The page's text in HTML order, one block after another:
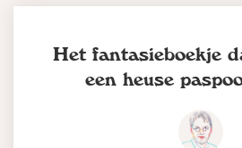
Het fantasieboekje
een heuse